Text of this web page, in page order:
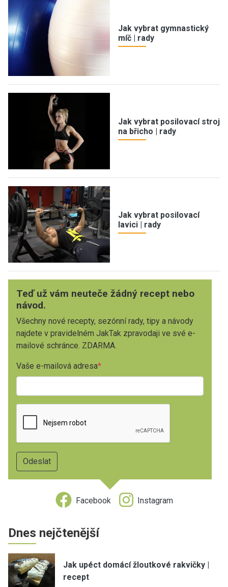
Jak vybrat gymnastický
míč | rady
Jak vybrat posilovací stroj
na břicho | rady
Jak vybrat posilovací
lavici | rady
Teď už vám neuteče žádný recept nebo
návod.
Všechny nové recepty, sezónní rady, tipy a návody
najdete v pravidelném JakTak zpravodaji ve své e-
mailové schránce. ZDARMA.
Vaše e-mailová adresa
Facebook Instagram
Dnes nejčtenější
Jak upéct domácí žloutkové rakvičky |
recept